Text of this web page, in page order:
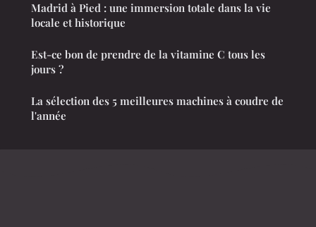
Madrid à Pied : une immersion totale dans la vie
locale et historique
Est-ce bon de prendre de la vitamine C tous les
jours ?
La sélection des 5 meilleures machines à coudre de
l'année